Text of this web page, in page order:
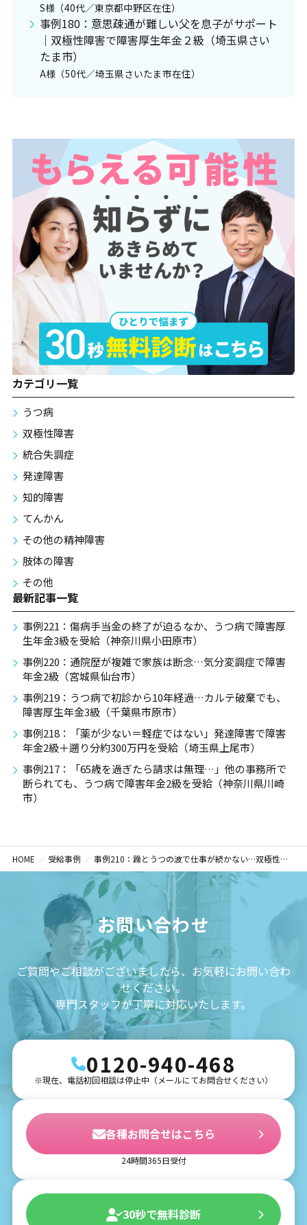
S様（40代／東京都中野区在住）
事例180：意思疎通が難しい父を息子がサポート
｜双極性障害で障害厚生年金２級（埼玉県さい
たま市）
A様（50代／埼玉県さいたま市在住）
カテゴリ一覧
うつ病
双極性障害
統合失調症
発達障害
知的障害
てんかん
その他の精神障害
肢体の障害
その他
最新記事一覧
事例221：傷病手当金の終了が迫るなか、うつ病で障害厚
生年金3級を受給（神奈川県小田原市）
事例220：通院歴が複雑で家族は断念…気分変調症で障害
年金2級（宮城県仙台市）
事例219：うつ病で初診から10年経過…カルテ破棄でも、
障害厚生年金3級（千葉県市原市）
事例218：「薬が少ない＝軽症ではない」発達障害で障害
年金2級＋遡り分約300万円を受給（埼玉県上尾市）
事例217：「65歳を過ぎたら請求は無理…」他の事務所で
断られても、うつ病で障害年金2級を受給（神奈川県川崎
市）
HOME 受給事例 事例210：躁とうつの波で仕事が続かない…双極性障害で障害年金2級＋遡及分250万円を受給（東京都練馬区）
お問い合わせ
ご質問やご相談がございましたら、お気軽にお問い合わ
せください。
専門スタッフが丁寧に対応いたします。
0120-940-468
※現在、電話初回相談は停止中（メールにてお問合せください）
各種お問合せはこちら
24時間365日受付
30秒で無料診断